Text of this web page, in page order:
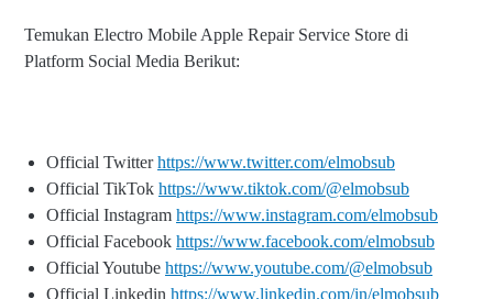
Temukan Electro Mobile Apple Repair Service Store di
Platform Social Media Berikut:
Official Twitterhttps://www.twitter.com/elmobsub
Official TikTok https://www.tiktok.com/@elmobsub
Official Instagram https://www.instagram.com/elmobsub
Official Facebook https://www.facebook.com/elmobsub
Official Youtube https://www.youtube.com/@elmobsub
Official Linkedin https://www.linkedin.com/in/elmobsub